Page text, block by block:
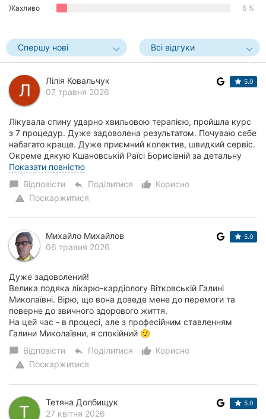
Жахливо
6 %
Спершу нові Всі відгуки
Лілія Ковальчук
07 травня 2026
5.0
Лікувала спину ударно хвильовою терапією, пройшла курс
з 7 процедур. Дуже задоволена результатом. Почуваю себе
набагато краще. Дуже приємний колектив, швидкий сервіс.
Окреме дякую Кшановській Раїсі Борисівній за детальну
консультацію та проведенні пр...
Показати повністю
chat_bubble Відповісти reply Поділитися thumb_up_alt
Корисно
warning Поскаржитися
Михайло Михайлов
06 травня 2026
5.0
Дуже задоволений!
Велика подяка лікарю-кардіологу Вітковській Галині
Миколаївні. Вірю, що вона доведе мене до перемоги та
поверне до звичного здорового життя.
На цей час - в процесі, але з професійним ставленням
Галини Миколаївни, я спокійний 🙂
chat_bubble Відповісти reply Поділитися thumb_up_alt
Корисно
warning Поскаржитися
Тетяна Долбищук
27 квітня 2026
5.0